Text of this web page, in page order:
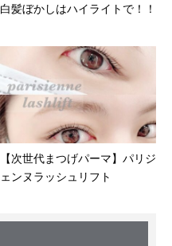
白髪ぼかしはハイライトで！！
【次世代まつげパーマ】パリジ
ェンヌラッシュリフト